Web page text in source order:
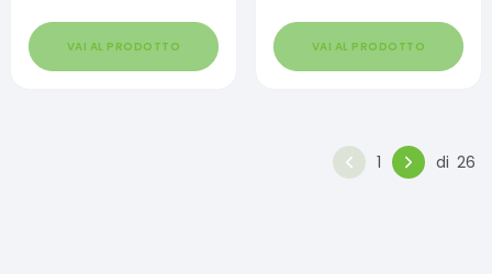
VAI AL PRODOTTO VAI AL PRODOTTO
1 di 26